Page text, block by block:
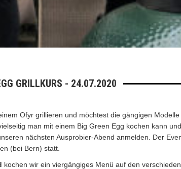
GRILLKURS - 24.07.2020
Ofyr grillieren und möchtest die gängigen
man mit einem Big Green Egg kochen kann
nächsten Ausprobier-Abend anmelden. Der
(bei Bern) statt.
kochen wir ein viergängiges Menü auf den